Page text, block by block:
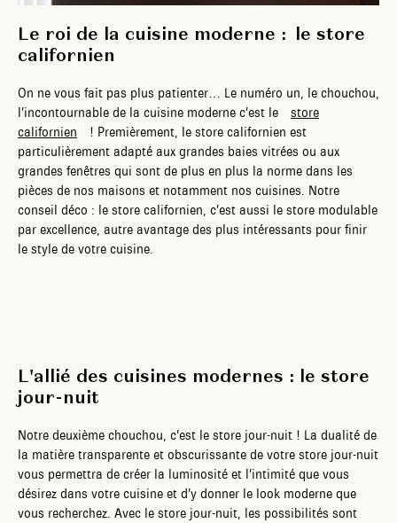
Le roi de la cuisine moderne : le store
californien
On ne vous fait pas plus patienter… Le numéro un, le chouchou,
l’incontournable de la cuisine moderne c’est le store
californien ! Premièrement, le store californien est
particulièrement adapté aux grandes baies vitrées ou aux
grandes fenêtres qui sont de plus en plus la norme dans les
pièces de nos maisons et notamment nos cuisines. Notre
conseil déco : le store californien, c’est aussi le store modulable
par excellence, autre avantage des plus intéressants pour finir
le style de votre cuisine.
L'allié des cuisines modernes : le store
jour-nuit
Notre deuxième chouchou, c’est le store jour-nuit ! La dualité de
la matière transparente et obscurissante de votre store jour-nuit
vous permettra de créer la luminosité et l’intimité que vous
désirez dans votre cuisine et d’y donner le look moderne que
vous recherchez. Avec le store jour-nuit, les possibilités sont